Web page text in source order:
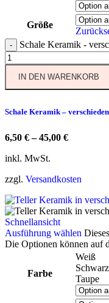
Größe
- Schale Keramik -
IN DEN WARENKORB
Schale Keramik –
6,50 €–45,00 €
inkl. MwSt.
zzgl. Versandkosten
Schnellansicht
Ausführung wählen
Die Optionen können auf
Farbe
Weiß
Schwarz
Taupe